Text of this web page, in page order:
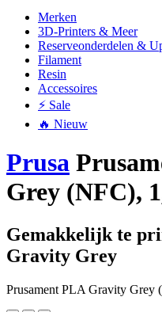
Merken
3D-Printers & Meer
Reserveonderdelen &
Filament
Resin
Accessoires
⚡ Sale
🔥 Nieuw
Prusa
Grey (NFC),
Gemakkelijk te
Gravity Grey
Prusament PLA Gravity Grey